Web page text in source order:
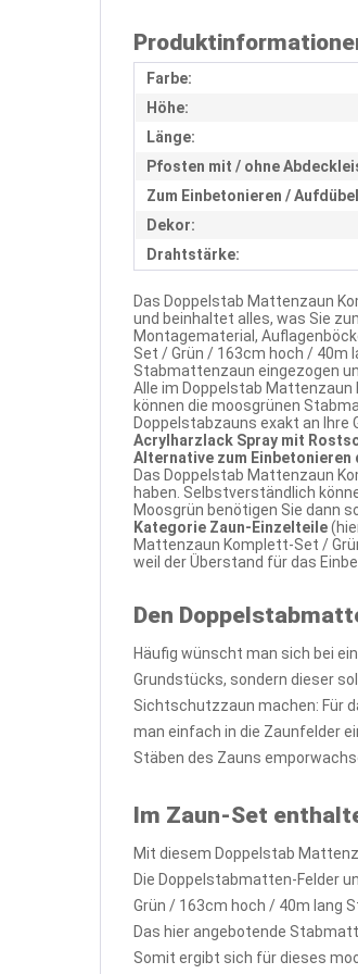
Farbe:
Höhe:
Länge:
Pfosten mit / ohne
Zum Einbetonieren /
Dekor:
Drahtstärke:
Das Doppelstab Mattenzaun
und beinhaltet alles, was Sie
Montagematerial,
Set / Grün / 163cm hoch / 40m
Stabmattenzaun eingezogen
Alle im Doppelstab
können die moosgrünen
Doppelstabzauns exakt an Ihre
Acrylharzlack Spray mit
Alternative zum Einbetonieren
Das Doppelstab Mattenzaun
haben. Selbstverständlich
Moosgrün benötigen Sie dann
Kategorie Zaun-Einzelteile
Mattenzaun Komplett-Set /
weil der Überstand für das
Den
Häufig wünscht man sich bei
Grundstücks, sondern dieser
Sichtschutzzaun machen: Für
man einfach in die Zaunfelder
Stäben des Zauns
Im Zaun-Set
Mit diesem Doppelstab
Die Doppelstabmatten-Felder
Grün / 163cm hoch / 40m lang
Das hier angebotende
Somit ergibt sich für dieses